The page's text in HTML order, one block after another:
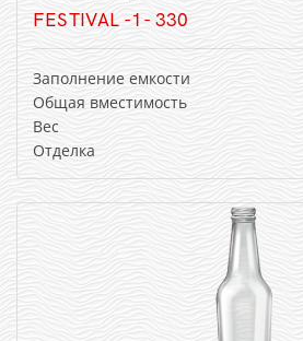
FESTIVAL -1- 330
Заполнение емкости
Общая вместимость
Вес
Отделка